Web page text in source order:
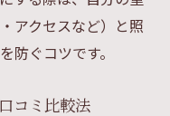
アクセスなど）と照
防ぐコツです。
コミ比較法